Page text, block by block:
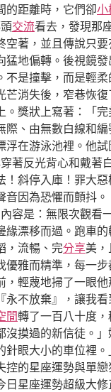
的距離時，它們卻小
交流看去，發現那
空著，並且傳說只
猛地偏轉。後視鏡
不是撞擊，而是輕
芒消失後，窄巷恢
。獎狀上寫著：「
際、由無數白線和
浮在游泳池裡。他
著反光背心和戴著
！斜停入庫！罪大
音因為恐懼而顫抖
容是：無限次觀看
緣漂移而過。跑車
，流暢、完分享美
優雅而精準，每一
，輕蔑地掃了一眼
不放棄』，讓我看
間轉了一百八十度
沒摸過的新信徒。
針眼大小的車位裡
控的星座運勢與單
日星座運勢超級大